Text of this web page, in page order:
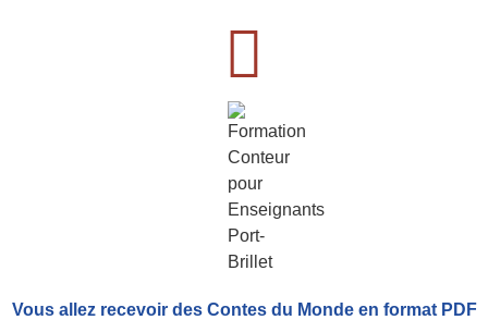
Vous allez recevoir des Contes du Monde en format PDF